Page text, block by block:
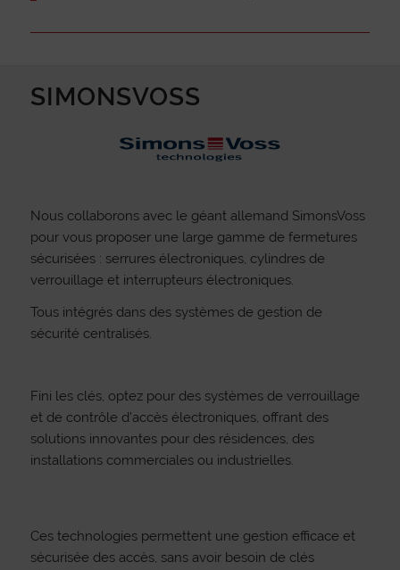
SIMONSVOSS
Nous collaborons avec le géant allemand SimonsVoss
pour vous proposer une large gamme de fermetures
sécurisées : serrures électroniques, cylindres de
verrouillage et interrupteurs électroniques.
Tous intégrés dans des systèmes de gestion de
sécurité centralisés.
Fini les clés, optez pour des systèmes de verrouillage
et de contrôle d’accès électroniques, offrant des
solutions innovantes pour des résidences, des
installations commerciales ou industrielles.
Ces technologies permettent une gestion efficace et
sécurisée des accès, sans avoir besoin de clés